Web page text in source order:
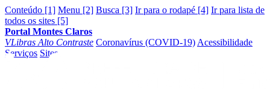
Conteúdo [1] Menu [2] Busca [3] Ir para o rodapé [4] Ir para lista de
todos os sites [5]
Portal Montes Claros
VLibras Alto Contraste Coronavírus (COVID-19) Acessibilidade
Serviços Sites